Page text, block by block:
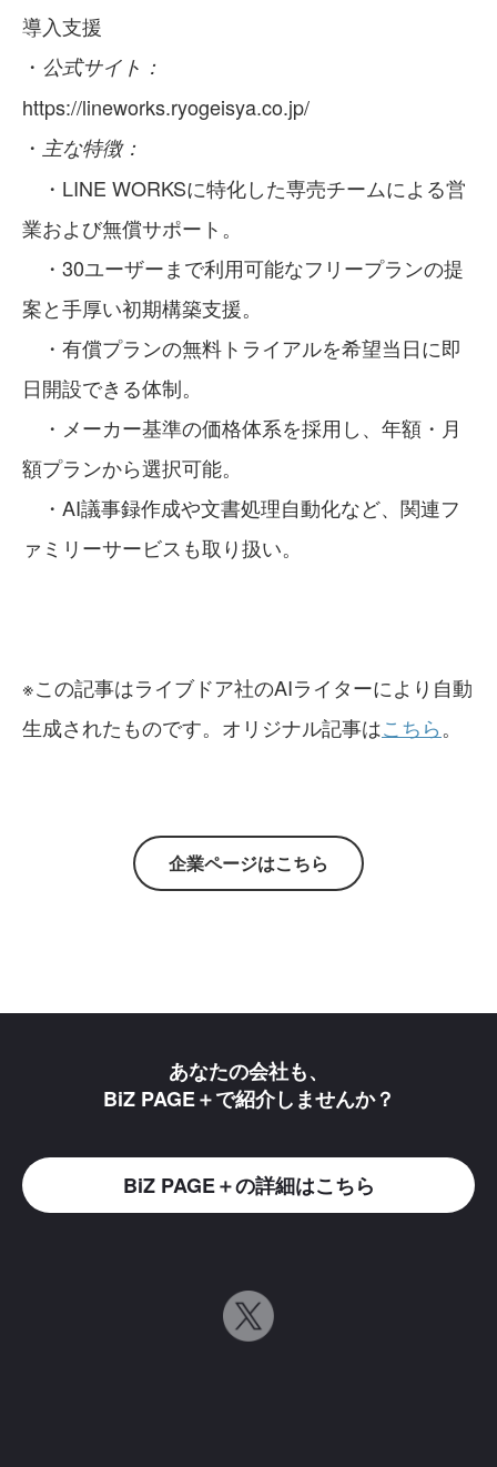
導入支援
・ 公式サイト：
https://lineworks.ryogeisya.co.jp/
・ 主な特徴：
・LINE WORKSに特化した専売チームによる営
業および無償サポート。
・30ユーザーまで利用可能なフリープランの提
案と手厚い初期構築支援。
・有償プランの無料トライアルを希望当日に即
日開設できる体制。
・メーカー基準の価格体系を採用し、年額・月
額プランから選択可能。
・AI議事録作成や文書処理自動化など、関連フ
ァミリーサービスも取り扱い。
※この記事はライブドア社のAIライターにより自動
生成されたものです。オリジナル記事はこちら。
企業ページはこちら
あなたの会社も、
BiZ PAGE＋で紹介しませんか？
BiZ PAGE＋の詳細はこちら